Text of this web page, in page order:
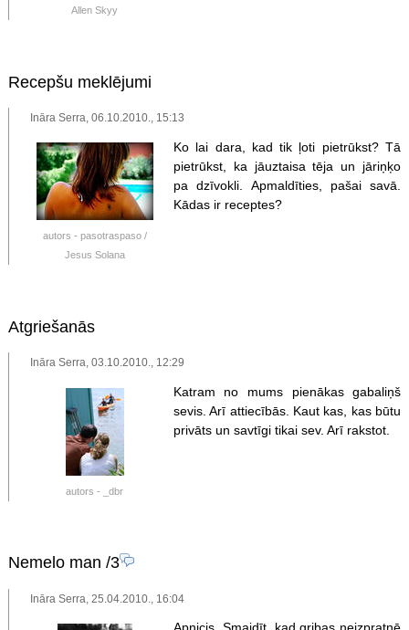
Allen Skyy
Recepšu meklējumi
Ināra Serra, 06.10.2010., 15:13
autors - pasotraspaso /
Jesus Solana
Ko lai dara, kad tik ļoti pietrūkst? Tā
pietrūkst, ka jāuztaisa tēja un jāriņķo
pa dzīvokli. Apmaldīties, pašai savā.
Kādas ir receptes?
Atgriešanās
Ināra Serra, 03.10.2010., 12:29
autors - _dbr
Katram no mums pienākas gabaliņš
sevis. Arī attiecībās. Kaut kas, kas būtu
privāts un savtīgi tikai sev. Arī rakstot.
Nemelo man /3
Ināra Serra, 25.04.2010., 16:04